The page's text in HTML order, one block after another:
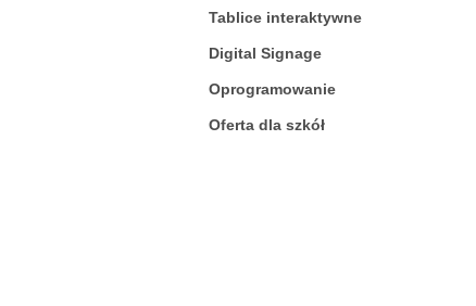
Tablice interaktywne
Digital Signage
Oprogramowanie
Oferta dla szkół